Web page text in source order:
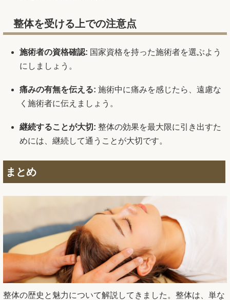
整体を受ける上での注意点
施術者の資格確認: 国家資格を持った施術者を選ぶよう
にしましょう。
痛みの有無を伝える: 施術中に痛みを感じたら、遠慮な
く施術者に伝えましょう。
継続することが大切: 整体の効果を最大限に引き出すた
めには、継続して通うことが大切です。
まとめ
整体の歴史と魅力について解説してきました。整体は、単な